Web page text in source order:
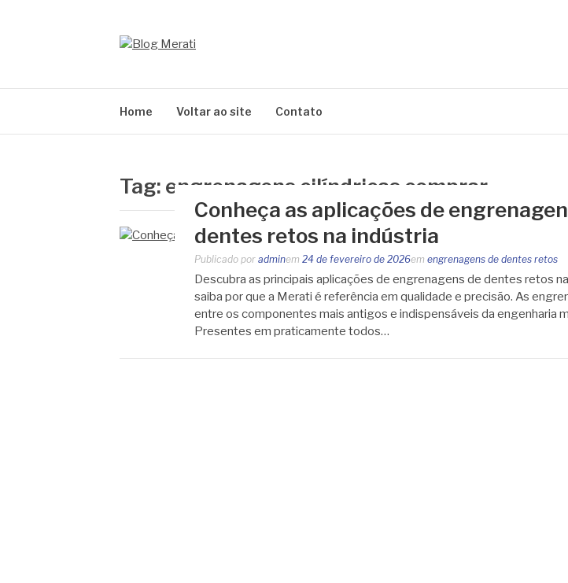
Home Voltar ao site Contato
Tag: engrenagens cilíndricas comprar
Conheça as aplicações de
dentes retos na indústria
Publicado por adminem 24 de fevereiro de 2026em engrenagens de dentes retos
Descubra as principais aplicações de engrenagens de dentes retos
saiba por que a Merati é referência em qualidade e precisão. As
entre os componentes mais antigos e indispensáveis da engenharia
Presentes em praticamente todos…